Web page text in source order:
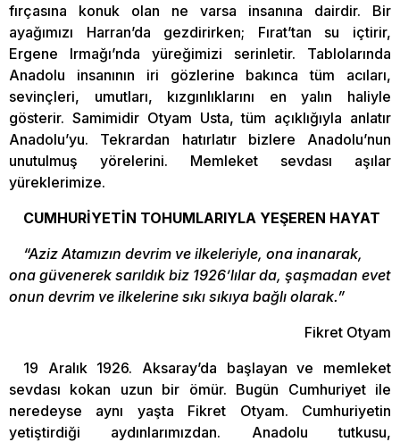
fırçasına konuk olan ne varsa insanına dairdir. Bir
ayağımızı Harran’da gezdirirken; Fırat’tan su içtirir,
Ergene Irmağı’nda yüreğimizi serinletir. Tablolarında
Anadolu insanının iri gözlerine bakınca tüm acıları,
sevinçleri, umutları, kızgınlıklarını en yalın haliyle
gösterir. Samimidir Otyam Usta, tüm açıklığıyla anlatır
Anadolu’yu. Tekrardan hatırlatır bizlere Anadolu’nun
unutulmuş yörelerini. Memleket sevdası aşılar
yüreklerimize.
CUMHURİYETİN TOHUMLARIYLA YEŞEREN HAYAT
“Aziz Atamızın devrim ve ilkeleriyle, ona inanarak,
ona güvenerek sarıldık biz 1926’lılar da, şaşmadan evet
onun devrim ve ilkelerine sıkı sıkıya bağlı olarak.”
Fikret Otyam
19 Aralık 1926. Aksaray’da başlayan ve memleket
sevdası kokan uzun bir ömür. Bugün Cumhuriyet ile
neredeyse aynı yaşta Fikret Otyam. Cumhuriyetin
yetiştirdiği aydınlarımızdan. Anadolu tutkusu,